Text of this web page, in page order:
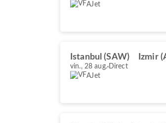
AJet
Istanbul (SAW) Izmir
vin., 28 aug. Direct
AJet